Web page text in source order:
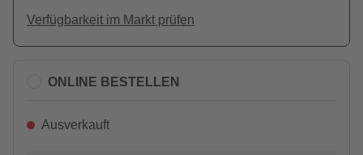
Verfügbarkeit im Markt prüfen
ONLINE BESTELLEN
Ausverkauft